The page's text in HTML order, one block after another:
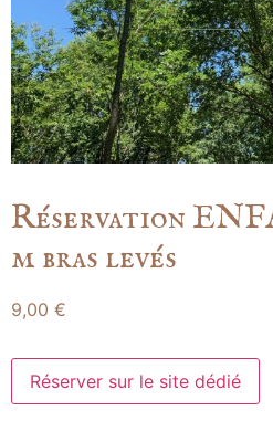
Réservation
m bras levés
9,00 €
Réserver sur le site dédié